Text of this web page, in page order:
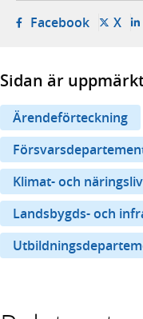
Facebook- X-
Sidan är
Ärendeförteckning
Klimat- och
Landsbygds- och